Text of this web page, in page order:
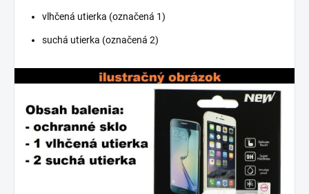
vlhčená utierka (označená 1)
suchá utierka (označená 2)